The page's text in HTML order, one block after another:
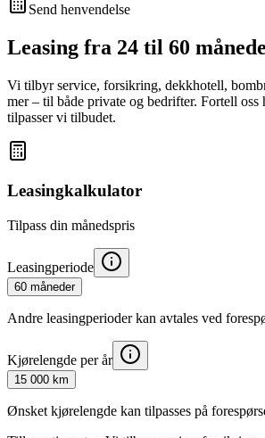
Send henvendelse
Leasing fra 24 til 60
Vi tilbyr service, forsikring, dekkhotell,
mer – til både private og bedrifter. Fortell oss
tilpasser vi tilbudet.
Leasingkalkulator
Tilpass din månedspris
Leasingperiode
60 måneder
Andre leasingperioder kan avtales ved
Kjørelengde per år
15 000 km
Ønsket kjørelengde kan tilpasses på